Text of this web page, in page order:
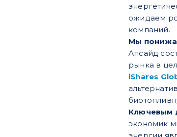
ожидаем
компаний.
Мы
Апсайд
рынка в
iShares
Ключевым
экономик